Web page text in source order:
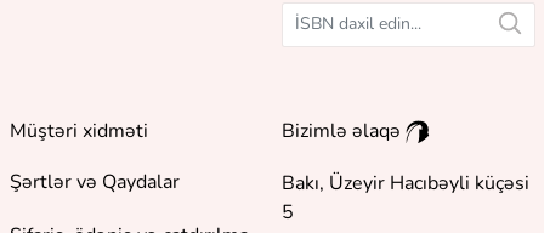
Müştəri xidməti
Şərtlər və Qaydalar
Bizimlə əlaqə
Bakı, Üzeyir Hacıbəyli küçəsi
5